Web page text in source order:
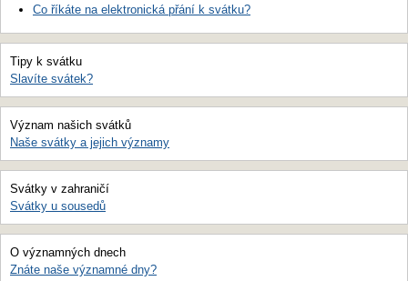
Co říkáte na elektronická přání k svátku?
Tipy k svátku
Slavíte svátek?
Význam našich svátků
Naše svátky a jejich významy
Svátky v zahraničí
Svátky u sousedů
O významných dnech
Znáte naše významné dny?